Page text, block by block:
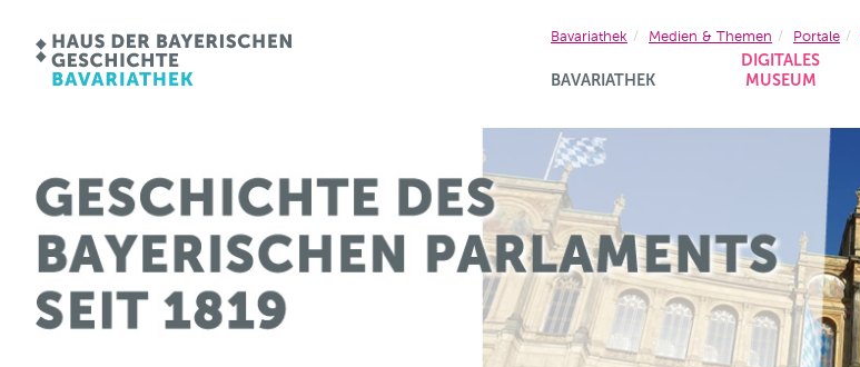
BAVARIATHEK
DIGITALES
MUSEUM
Bavariathek Medien & Themen Portale